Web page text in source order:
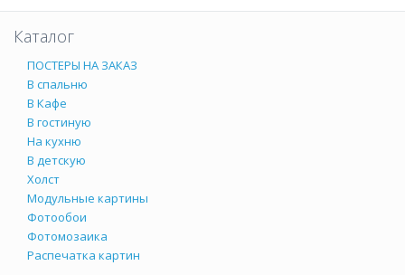
Каталог
ПОСТЕРЫ НА ЗАКАЗ
В спальню
В Кафе
В гостиную
На кухню
В детскую
Холст
Модульные картины
Фотообои
Фотомозаика
Распечатка картин